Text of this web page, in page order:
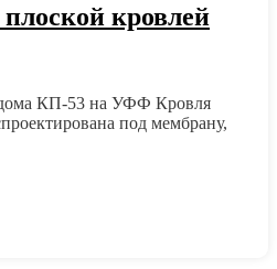
кровлей
КП-53 на УФФ Кровля
под мембрану,